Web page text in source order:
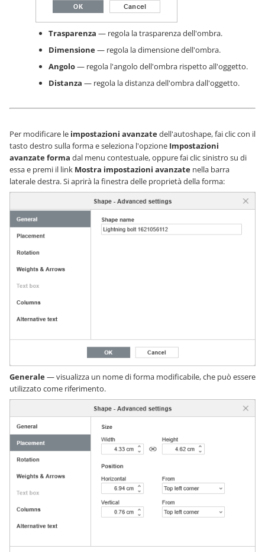
Trasparenza — regola la trasparenza dell'ombra.
Dimensione— regola la dimensione dell'ombra.
Angolo— regola l'angolo dell'ombra rispetto all'oggetto.
Distanza — regola la distanza dell'ombra dall'oggetto.
Per modificare le impostazioni avanzatedell'autoshape, fai clic con il
tasto destro sulla forma e seleziona l'opzione Impostazioni
avanzate forma dal menu contestuale, oppure fai clic sinistro su di
essa e premi il link Mostra impostazioni avanzate nella barra
laterale destra. Si aprirà la finestra delle proprietà della forma:
Generale— visualizza un nome di forma modificabile, che può essere
utilizzato come riferimento.